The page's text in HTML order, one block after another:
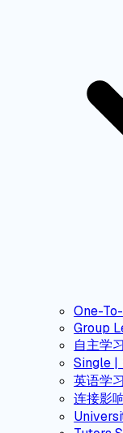
One-
Group
自主学习
Single |
英语学
连接影